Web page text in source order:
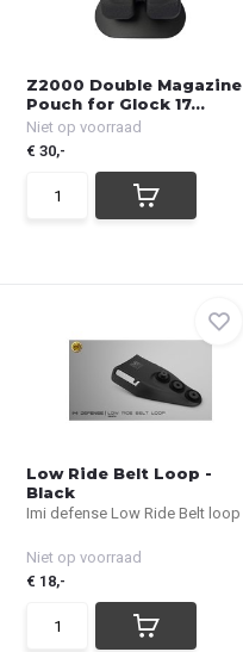
Z2000 Double Magazine
Pouch for Glock 17...
Niet op voorraad
€ 30,-
Low Ride Belt Loop -
Black
Imi defense Low Ride Belt loop
Niet op voorraad
€ 18,-